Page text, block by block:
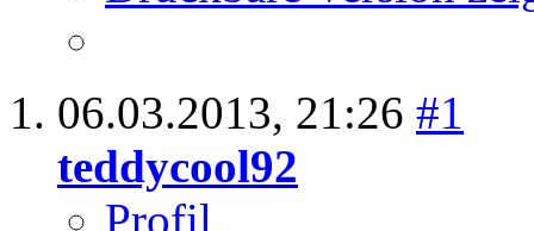
Themen-Optionen
Druckbare Version